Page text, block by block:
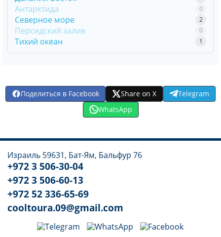
Антарктида 0
Северное море 2
Персидский залив 0
Тихий океан 1
Поделиться в Facebook Share on X
Telegram
WhatsApp
Израиль 59631, Бат-Ям, Бальфур 76
+972 3 506-30-04
+972 3 506-60-13
+972 52 336-65-69
cooltoura.09@gmail.com